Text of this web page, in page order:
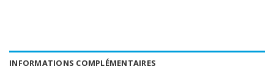
INFORMATIONS COMPLÉMENTAIRES